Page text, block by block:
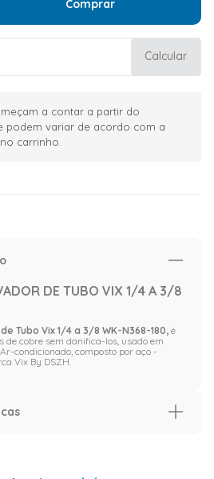
Comprar
Calcular
a contar a partir do
podem variar de acordo com a
carrinho.
DE TUBO VIX 1/4 A 3/8
Tubo Vix 1/4 a 3/8 WK-N368-180, é
cobre sem danifica-los, usado em
condicionado, composto por aço -
Vix By DSZH.